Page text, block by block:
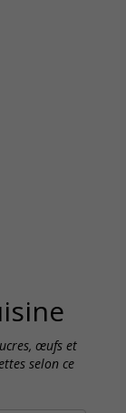
œufs et
selon ce